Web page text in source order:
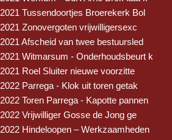
2021 Tussendoortjes Broerekerk Bol
2021 Zonovergoten vrijwilligersexc
2021 Afscheid van twee bestuursled
2021 Witmarsum - Onderhoudsbeurt k
2021 Roel Sluiter nieuwe voorzitte
2022 Parrega - Klok uit toren getak
2022 Toren Parrega - Kapotte pannen
2022 Vrijwilliger Gosse de Jong ge
2022 Hindeloopen – Werkzaamheden